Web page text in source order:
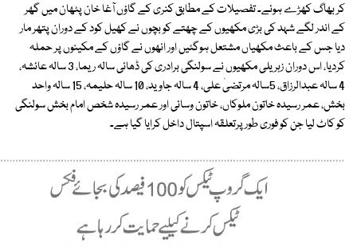
کر بھاگ کھڑے ہوئے۔ تفصیلات کے مطابق کنری کے گاؤں آغا خان پٹھان میں گھر
کے اندر لگے شہد کی بڑی مکھیوں کے چھتے کو بچوں نے کھیل کود کے دوران پتھر مار
دیا جس کے باعث مکھیاں مشتعل ہوگئیں اور انھوں نے گاؤں کے مکینوں پر حملہ
کردیا، اس دوران زہریلی مکھیوں نے سولنگی برادری کی ڈھائی سالہ ریما، 3 سالہ عائشہ،
4 سالہ عبدالرزاق، 5سالہ مرتضیٰ علی، 4 سالہ جاوید، 10 سالہ حلیمہ، 15 سالہ واحد
بخش، عمر رسیدہ خاتون ملوکاں، خاتون وسائی اور عمر رسیدہ شخص امام بخش سولنگی
کو کاٹ لیا جن کو فوری طور پرتعلقہ اسپتال داخل کرایا گیا ہے۔